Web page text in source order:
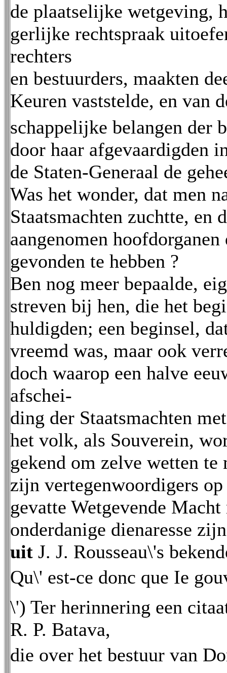
de plaatselijke wetgeving,
gerlijke rechtspraak
rechters
en bestuurders, maakten
Keuren vaststelde, en van
schappelijke belangen der
door haar afgevaardigden
de Staten-Generaal de
Was het wonder, dat men
Staatsmachten zuchtte, en
aangenomen
gevonden te hebben ?
Ben nog meer bepaalde,
streven bij hen, die het
huldigden; een beginsel,
vreemd was, maar ook
doch waarop een halve
afschei-
ding der Staatsmachten
het volk, als Souverein,
gekend om zelve wetten
zijn vertegenwoordigers
gevatte Wetgevende
onderdanige dienaresse
uit J. J. Rousseau\'s
Qu\' est-ce donc que Ie
\') Ter herinnering een
R. P. Batava,
die over het bestuur van